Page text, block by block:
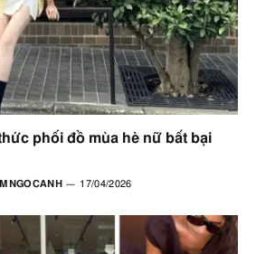
phối đồ mùa hè nữ bất bại
17/04/2026